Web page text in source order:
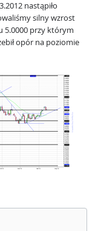
nastąpiło
silny wzrost
5.0000 przy którym
opór na poziomie